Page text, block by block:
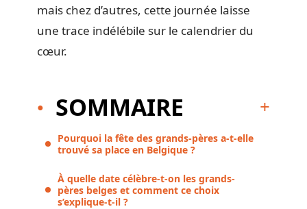
mais chez d’autres, cette journée laisse
une trace indélébile sur le calendrier du
cœur.
SOMMAIRE
Pourquoi la fête des grands-pères a-t-elle
trouvé sa place en Belgique ?
À quelle date célèbre-t-on les grands-
pères belges et comment ce choix
s’explique-t-il ?